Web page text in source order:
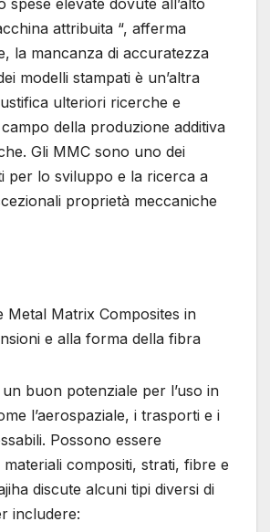
spese elevate dovute all’alto
attribuita “, afferma
la mancanza di accuratezza
modelli stampati è un’altra
ulteriori ricerche e
della produzione additiva
Gli MMC sono uno dei
per lo sviluppo e la ricerca a
proprietà meccaniche
Metal Matrix Composites in
e alla forma della fibra
buon potenziale per l’uso in
l’aerospaziale, i trasporti e i
Possono essere
compositi, strati, fibre e
discute alcuni tipi diversi di
includere: